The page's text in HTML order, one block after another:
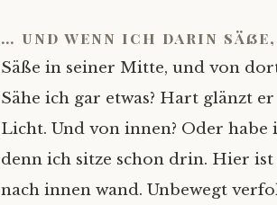
… und wenn ich darin
Säße in seiner Mitte, und von
Sähe ich gar etwas? Hart glänzt
Licht. Und von innen? Oder habe
denn ich sitze schon drin. Hier ist
nach innen wand. Unbewegt